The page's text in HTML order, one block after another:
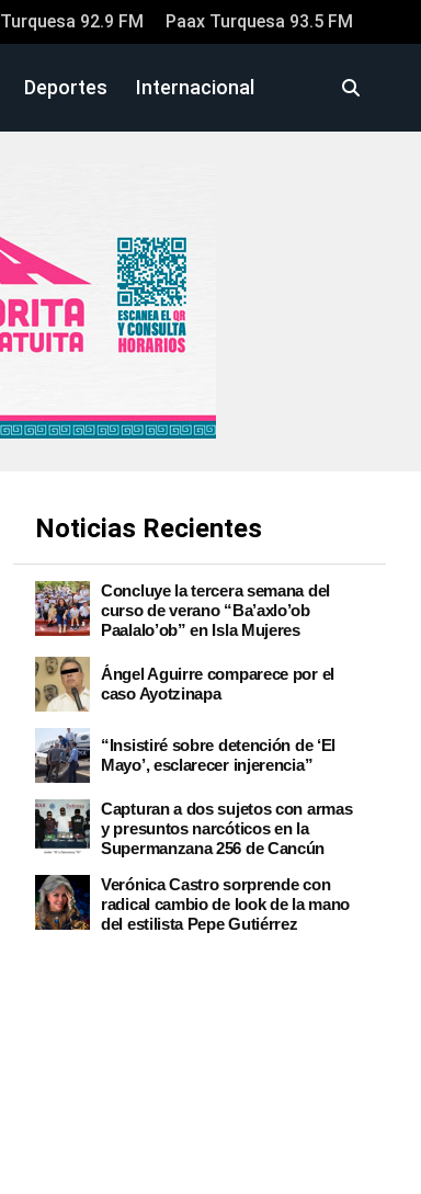
Turquesa 92.9 FM Paax Turquesa 93.5 FM
Deportes Internacional
Noticias Recientes
Concluye la tercera semana del
curso de verano “Ba’axlo’ob
Paalalo’ob” en Isla Mujeres
Ángel Aguirre comparece por el
caso Ayotzinapa
“Insistiré sobre detención de ‘El
Mayo’, esclarecer injerencia”
Capturan a dos sujetos con armas
y presuntos narcóticos en la
Supermanzana 256 de Cancún
Verónica Castro sorprende con
radical cambio de look de la mano
del estilista Pepe Gutiérrez